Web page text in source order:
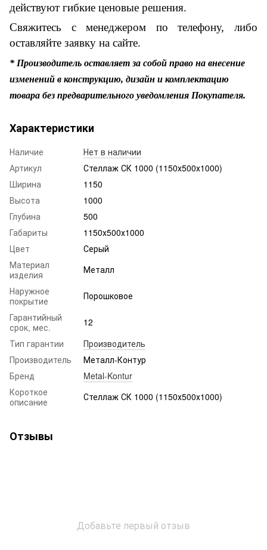
действуют гибкие ценовые решения.
Свяжитесь с менеджером по телефону, либо
оставляйте заявку на сайте.
* Производитель оставляет за собой право на внесение
изменений в конструкцию, дизайн и комплектацию
товара без предварительного уведомления Покупателя.
Характеристики
Наличие
Нет в наличии
Артикул
Стеллаж СК 1000 (1150х500х1000)
Ширина
1150
Высота
1000
Глубина
500
Габариты
1150х500х1000
Цвет
Серый
Материал
изделия
Металл
Наружное
покрытие
Порошковое
Гарантийный
срок, мес.
12
Тип гарантии
Производитель
Производитель
Металл-Контур
Бренд
Metal-Kontur
Короткое
описание
Стеллаж СК 1000 (1150х500х1000)
Отзывы
Добавьте первый отзыв